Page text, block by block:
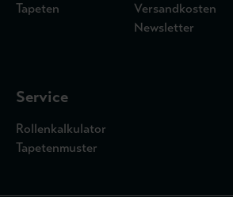
Tapeten
Versandkosten
Newsletter
Service
Rollenkalkulator
Tapetenmuster